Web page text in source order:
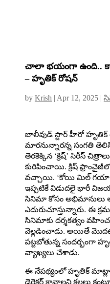
చాలా భయంగా ఉంది..
– హృతిక్ రోషన్
byKrish | Apr 12, 2025 |
బాలీవుడ్ స్టార్ హీరో హృతిక్‌
మారనున్నారన్న సంగతి
తెరకెక్కిన ‘క్రిష్‌’ సిరీస్‌
కురిపించాయి. క్రిష్
వచ్చాయి. ‘కోయి మిల్ గయా’,
ఇప్పటికే విడుదలై భారీ
సినిమా కోసం అభిమానులు
ఎదురుచూస్తున్నారు. ఈ
సినిమాకు దర్శకత్వం
వెల్లడించాడు. అయితే
ప‌ట్ట‌బోతున్న సంద‌ర్భంగా
వ్యాఖ్యలు చేశాడు.
ఈ నేపథ్యంలో హృతిక్
డైరెక్టర్ కావాలని కలలు